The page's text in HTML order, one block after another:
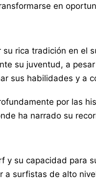
en
rica tradición en el
su juventud, a
sus habilidades y a
por las
ha narrado su
su capacidad para
surfistas de alto